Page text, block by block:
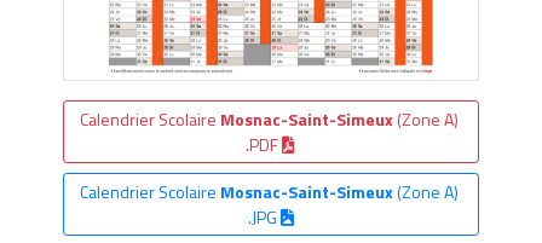
Calendrier Scolaire Mosnac-Saint-Simeux(Zone A)
.PDF
Calendrier Scolaire Mosnac-Saint-Simeux(Zone A)
.JPG